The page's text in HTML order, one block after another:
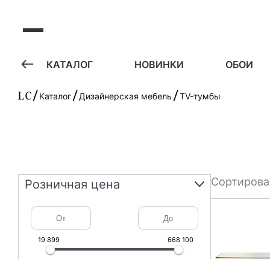
КАТАЛОГ НОВИНКИ ОБОИ
Каталог Дизайнерская мебель TV-тумбы
Розничная цена
19 899 668 100